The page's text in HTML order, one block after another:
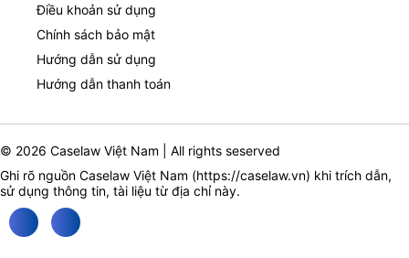
Điều khoản sử dụng
Chính sách bảo mật
Hướng dẫn sử dụng
Hướng dẫn thanh toán
© 2026 Caselaw Việt Nam | All rights seserved
Ghi rõ nguồn Caselaw Việt Nam (https://caselaw.vn) khi trích dẫn,
sử dụng thông tin, tài liệu từ địa chỉ này.